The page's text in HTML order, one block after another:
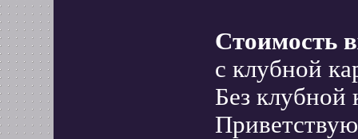
Стоимость
с клубной
Без